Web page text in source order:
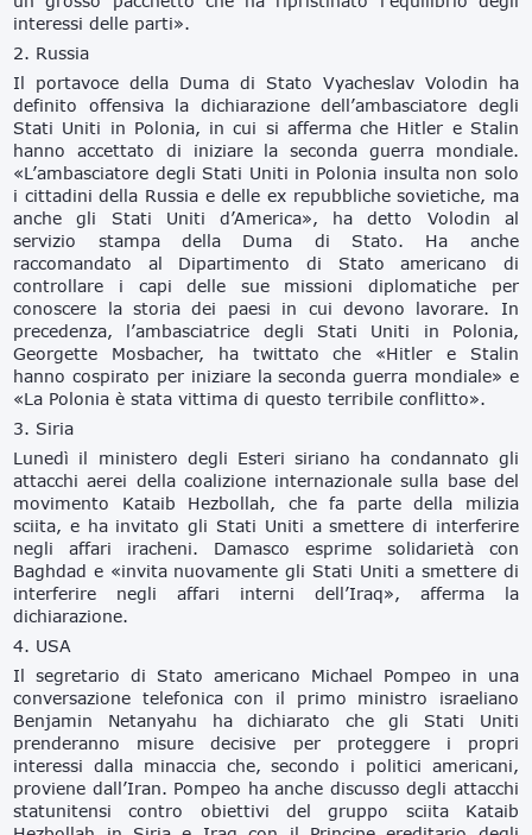
interessi delle parti».
2. Russia
Il portavoce della Duma di Stato Vyacheslav Volodin ha
definito offensiva la dichiarazione dell’ambasciatore degli
Stati Uniti in Polonia, in cui si afferma che Hitler e Stalin
hanno accettato di iniziare la seconda guerra mondiale.
«L’ambasciatore degli Stati Uniti in Polonia insulta non solo
i cittadini della Russia e delle ex repubbliche sovietiche, ma
anche gli Stati Uniti d’America», ha detto Volodin al
servizio stampa della Duma di Stato. Ha anche
raccomandato al Dipartimento di Stato americano di
controllare i capi delle sue missioni diplomatiche per
conoscere la storia dei paesi in cui devono lavorare. In
precedenza, l’ambasciatrice degli Stati Uniti in Polonia,
Georgette Mosbacher, ha twittato che «Hitler e Stalin
hanno cospirato per iniziare la seconda guerra mondiale» e
«La Polonia è stata vittima di questo terribile conflitto».
3. Siria
Lunedì il ministero degli Esteri siriano ha condannato gli
attacchi aerei della coalizione internazionale sulla base del
movimento Kataib Hezbollah, che fa parte della milizia
sciita, e ha invitato gli Stati Uniti a smettere di interferire
negli affari iracheni. Damasco esprime solidarietà con
Baghdad e «invita nuovamente gli Stati Uniti a smettere di
interferire negli affari interni dell’Iraq», afferma la
dichiarazione.
4. USA
Il segretario di Stato americano Michael Pompeo in una
conversazione telefonica con il primo ministro israeliano
Benjamin Netanyahu ha dichiarato che gli Stati Uniti
prenderanno misure decisive per proteggere i propri
interessi dalla minaccia che, secondo i politici americani,
proviene dall’Iran. Pompeo ha anche discusso degli attacchi
statunitensi contro obiettivi del gruppo sciita Kataib